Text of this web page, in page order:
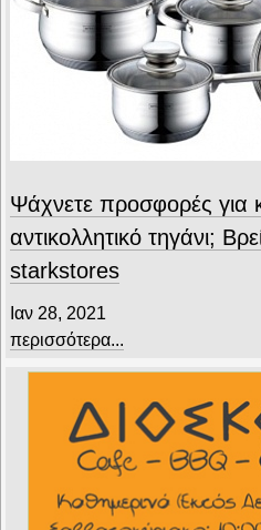
Ψάχνετε προσφορές για
αντικολλητικό τηγάνι;
starkstores
Ιαν 28, 2021
περισσότερα...